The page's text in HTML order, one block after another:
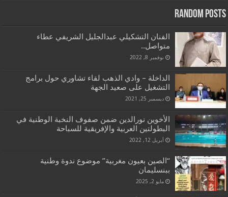
Random Posts
الفنان التشكيلي عبدالجليل الشريفي عطاء
متواصل..
نوفمبر 8, 2022
الداخلة – وادي الذهب لقاء تشاوري حول برامج
التشغيل على صعيد الجهة
ديسمبر 25, 2021
الأخوين نورالدين ضمن صفوف النخبة الوطنية في
البطولتين العربية والإفريقية للسباحة
أبريل 12, 2022
“الصين بعيون مغربية” موضوع ندوة وطنية
ببنسليمان
مايو 2, 2025